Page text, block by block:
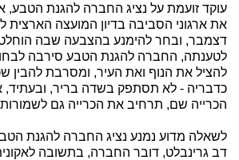
עוקד זועמת על נציג החברה להגנת הטבע,
את ארגוני הסביבה בדיון המועצה הארצית
דצמבר, ובחר להימנע בהצבעה שבה
לטענתה, החברה להגנת הטבע סירבה
להציל את הנוף ואת העיר, ומסרבת להבין
כדבריה - לא תסתפק בשדה בריר, ובעתיד,
הכרייה שם, תרחיב את הכרייה גם
לשאלה מדוע נמנע נציג החברה להגנת
דב גרינבלט, דובר החברה, בתשובה